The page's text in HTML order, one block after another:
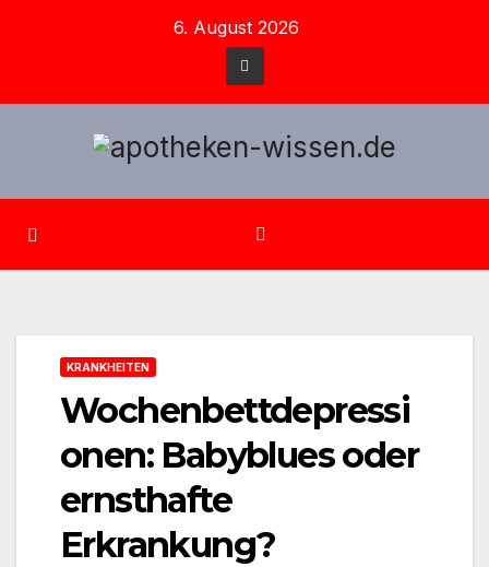
6. August 2026
KRANKHEITEN
Wochenbettdepressi
onen: Babyblues oder
ernsthafte
Erkrankung?